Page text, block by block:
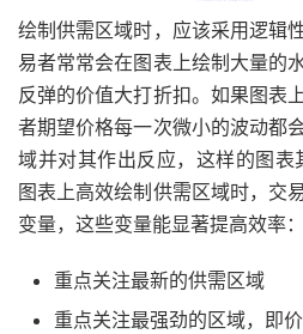
绘制供需区域时，应该采用逻辑
易者常常会在图表上绘制大量的
反弹的价值大打折扣。如果图表
者期望价格每一次微小的波动都
域并对其作出反应，这样的图
图表上高效绘制供需区域时，交
变量，这些变量能显著提高效率：
重点关注最新的供需区域
重点关注最强劲的区域，即